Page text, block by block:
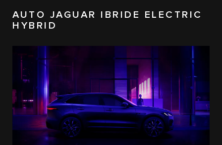
AUTO JAGUAR IBRIDE ELECTRIC
HYBRID